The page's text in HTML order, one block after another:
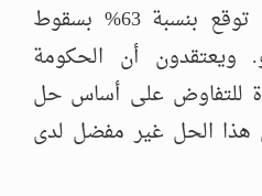
لدى الفلسطينيين كذلك توقع بنسبة 63% بسقوط
ويعتقدون أن الحكومة
للتفاوض على أساس حل
هذا الحل غير مفضل لدى